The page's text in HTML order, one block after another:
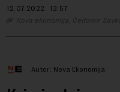
12.07.2022. 13:57
Nova ekonomija, Čedomir
Autor: Nova Ekonomija